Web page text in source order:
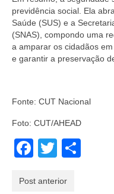
previdência social. Ela
Saúde (SUS) e a
(SNAS), compondo uma
a amparar os cidadãos
e garantir a preservação
Fonte: CUT Nacional
Foto: CUT/AHEAD
Facebook
Twitter
Post anterior